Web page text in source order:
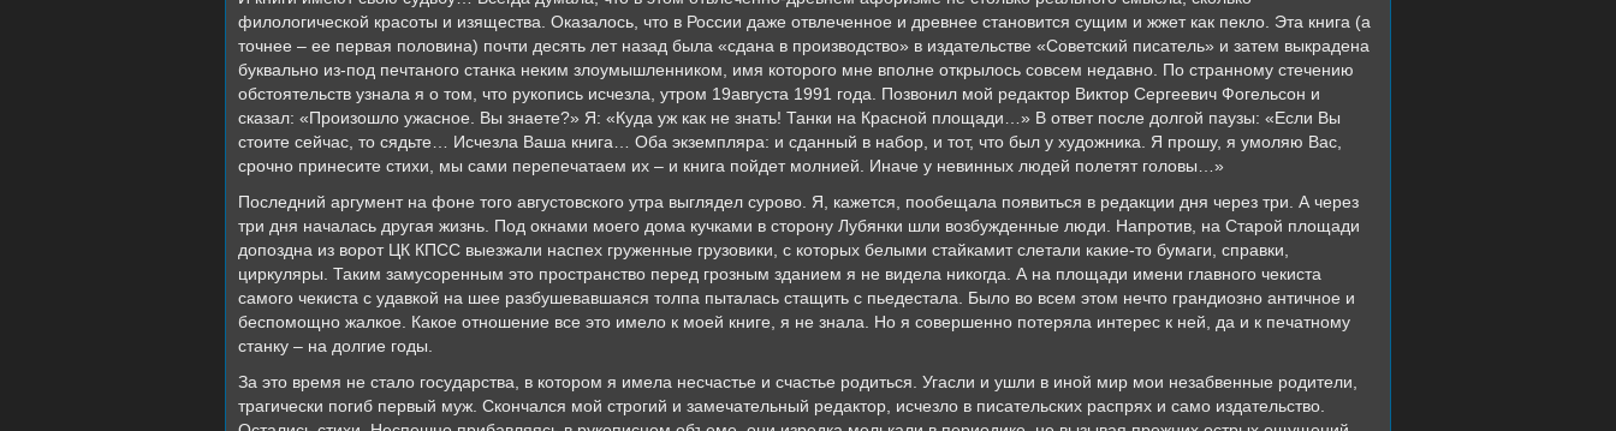
филологической красоты и изящества. Оказалось, что в России даже отвлеченное и древнее становится сущим и жжет как пекло. Эта книга (а
точнее – ее первая половина) почти десять лет назад была «сдана в производство» в издательстве «Советский писатель» и затем выкрадена
буквально из-под печтаного станка неким злоумышленником, имя которого мне вполне открылось совсем недавно. По странному стечению
обстоятельств узнала я о том, что рукопись исчезла, утром 19августа 1991 года. Позвонил мой редактор Виктор Сергеевич Фогельсон и
сказал: «Произошло ужасное. Вы знаете?» Я: «Куда уж как не знать! Танки на Красной площади…» В ответ после долгой паузы: «Если Вы
стоите сейчас, то сядьте… Исчезла Ваша книга… Оба экземпляра: и сданный в набор, и тот, что был у художника. Я прошу, я умоляю Вас,
срочно принесите стихи, мы сами перепечатаем их – и книга пойдет молнией. Иначе у невинных людей полетят головы…»
Последний аргумент на фоне того августовского утра выглядел сурово. Я, кажется, пообещала появиться в редакции дня через три. А через
три дня началась другая жизнь. Под окнами моего дома кучками в сторону Лубянки шли возбужденные люди. Напротив, на Старой площади
допоздна из ворот ЦК КПСС выезжали наспех груженные грузовики, с которых белыми стайкамит слетали какие-то бумаги, справки,
циркуляры. Таким замусоренным это пространство перед грозным зданием я не видела никогда. А на площади имени главного чекиста
самого чекиста с удавкой на шее разбушевавшаяся толпа пыталась стащить с пьедестала. Было во всем этом нечто грандиозно античное и
беспомощно жалкое. Какое отношение все это имело к моей книге, я не знала. Но я совершенно потеряла интерес к ней, да и к печатному
станку – на долгие годы.
За это время не стало государства, в котором я имела несчастье и счастье родиться. Угасли и ушли в иной мир мои незабвенные родители,
трагически погиб первый муж. Скончался мой строгий и замечательный редактор, исчезло в писательских распрях и само издательство.